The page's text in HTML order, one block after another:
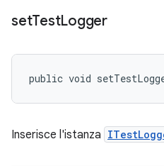
setTestLogger
public void
Inserisce l'istanza